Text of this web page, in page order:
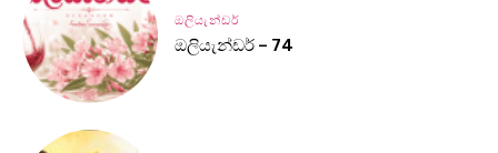
ඔලියැන්ඩර්
ඔලියැන්ඩර් – 74